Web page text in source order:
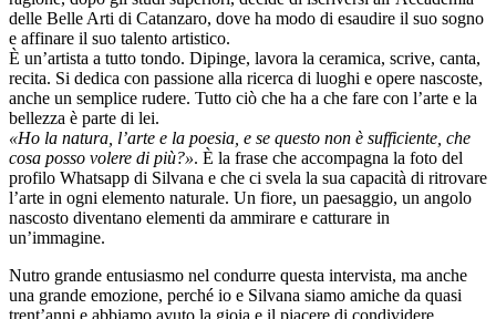
delle Belle Arti di Catanzaro, dove ha modo di esaudire il suo sogno
e affinare il suo talento artistico.
È un’artista a tutto tondo. Dipinge, lavora la ceramica, scrive, canta,
recita. Si dedica con passione alla ricerca di luoghi e opere nascoste,
anche un semplice rudere. Tutto ciò che ha a che fare con l’arte e la
bellezza è parte di lei.
«Ho la natura, l’arte e la poesia, e se questo non è sufficiente, che
cosa posso volere di più?». È la frase che accompagna la foto del
profilo Whatsapp di Silvana e che ci svela la sua capacità di ritrovare
l’arte in ogni elemento naturale. Un fiore, un paesaggio, un angolo
nascosto diventano elementi da ammirare e catturare in
un’immagine.
Nutro grande entusiasmo nel condurre questa intervista, ma anche
una grande emozione, perché io e Silvana siamo amiche da quasi
trent’anni e abbiamo avuto la gioia e il piacere di condividere